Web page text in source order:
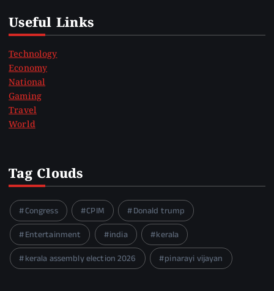
Useful Links
Technology
Economy
National
Gaming
Travel
World
Tag Clouds
Congress CPIM
Donald trump
Entertainment
india
kerala
kerala assembly election 2026
pinarayi vijayan